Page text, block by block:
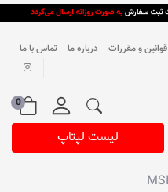
قوانین و مقررات درباره ما تماس با ما
0
لیست لپتاپ